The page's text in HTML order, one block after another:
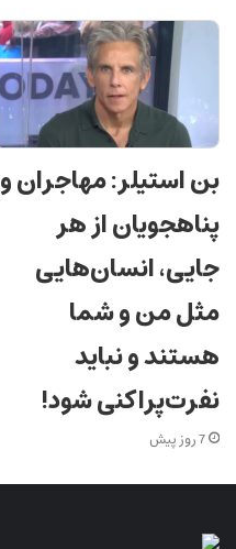
بن استیلر: مهاجران و
پناهجویان از هر
جایی، انسان‌هایی
مثل من و شما
هستند و نباید
نفرت‌پراکنی شود!
7 روز پیش